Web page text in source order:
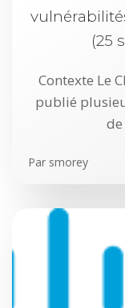
(25
Contexte Le
publié
Par smorey